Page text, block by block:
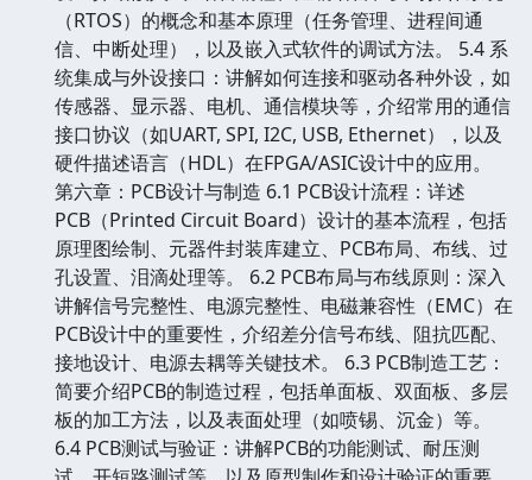
（RTOS）的概念和基本原理（任务管理、进程间通
信、中断处理），以及嵌入式软件的调试方法。 5.4 系
统集成与外设接口：讲解如何连接和驱动各种外设，如
传感器、显示器、电机、通信模块等，介绍常用的通信
接口协议（如UART, SPI, I2C, USB, Ethernet），以及
硬件描述语言（HDL）在FPGA/ASIC设计中的应用。
第六章：PCB设计与制造 6.1 PCB设计流程：详述
PCB（Printed Circuit Board）设计的基本流程，包括
原理图绘制、元器件封装库建立、PCB布局、布线、过
孔设置、泪滴处理等。 6.2 PCB布局与布线原则：深入
讲解信号完整性、电源完整性、电磁兼容性（EMC）在
PCB设计中的重要性，介绍差分信号布线、阻抗匹配、
接地设计、电源去耦等关键技术。 6.3 PCB制造工艺：
简要介绍PCB的制造过程，包括单面板、双面板、多层
板的加工方法，以及表面处理（如喷锡、沉金）等。
6.4 PCB测试与验证：讲解PCB的功能测试、耐压测